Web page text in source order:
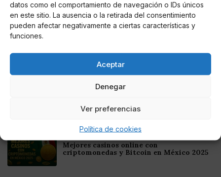
datos como el comportamiento de navegación o IDs únicos
en este sitio. La ausencia o la retirada del consentimiento
pueden afectar negativamente a ciertas características y
funciones.
Aceptar
Denegar
Ver preferencias
Política de cookies
Noticias relacionadas
Mejores Cripto Casinos Online en
Colombia 2025: Bitcoin Casinos
Criptomonedas en Argentina 2025
Mejores casinos online con
criptomonedas y Bitcoin en México 2025